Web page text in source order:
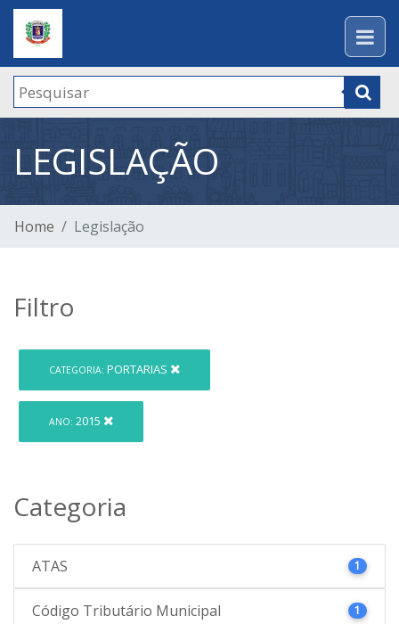
LEGISLAÇÃO
Home Legislação
Filtro
CATEGORIA: PORTARIAS
ANO: 2015
Categoria
ATAS 1
Código Tributário Municipal 1